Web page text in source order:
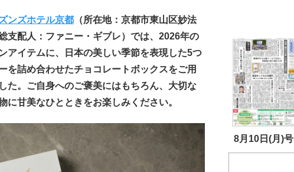
ンズホテル京都 （所在地：京都市東山区妙法
支配人：ファニー・ギブレ）では、2026年の
アイテムに、日本の美しい季節を表現した5つ
を詰め合わせたチョコレートボックスをご用
た。ご自身へのご褒美にはもちろん、大切な
に甘美なひとときをお楽しみください。
8月10日(月)号